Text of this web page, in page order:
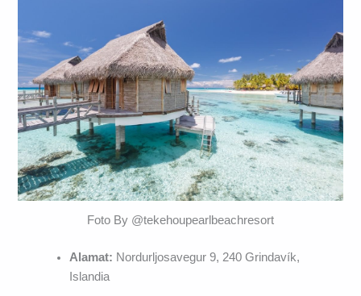
Foto By @tekehoupearlbeachresort
Alamat: Nordurljosavegur 9, 240 Grindavík,
Islandia